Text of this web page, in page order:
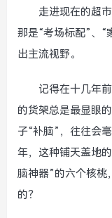
走进现在的超
那是“考场标配”、“
出主流视野。
记得在十几年
的货架总是最显眼
子“补脑”，往往会
年，这种铺天盖地
脑神器”的六个核桃
的？